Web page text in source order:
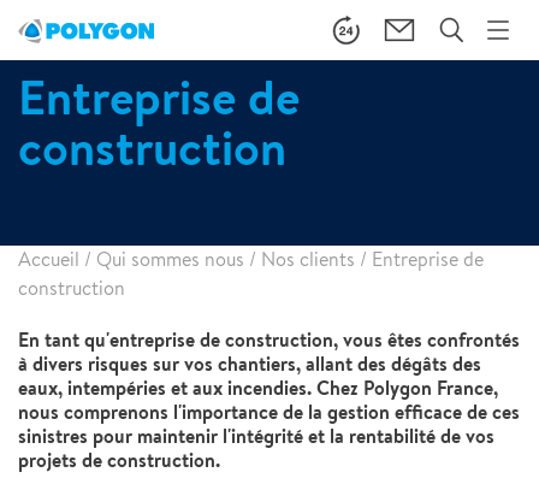
Entreprise de
construction
Accueil / Qui sommes nous / Nos clients / Entreprise de
construction
En tant qu'entreprise de construction, vous êtes confrontés
à divers risques sur vos chantiers, allant des dégâts des
eaux, intempéries et aux incendies. Chez Polygon France,
nous comprenons l'importance de la gestion efficace de ces
sinistres pour maintenir l'intégrité et la rentabilité de vos
projets de construction.